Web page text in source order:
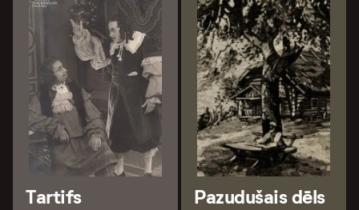
Tartifs Pazudušais dēls